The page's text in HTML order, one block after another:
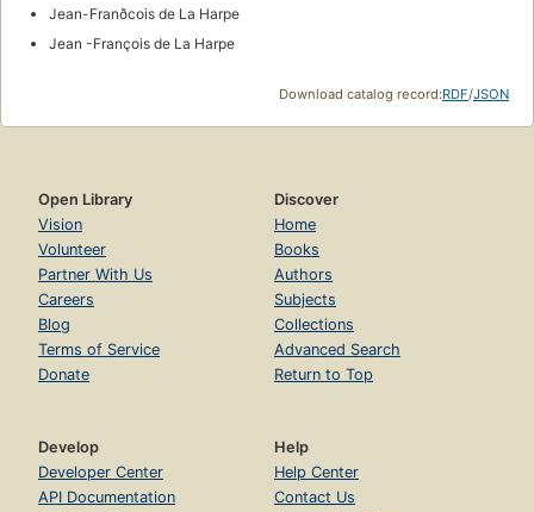
Jean-Franðcois de La Harpe
Jean -François de La Harpe
Download catalog record:RDF/JSON
Open Library
Vision
Volunteer
Partner With Us
Careers
Blog
Terms of Service
Donate
Discover
Home
Books
Authors
Subjects
Collections
Advanced Search
Return to Top
Develop
Developer Center
API Documentation
Help
Help Center
Contact Us